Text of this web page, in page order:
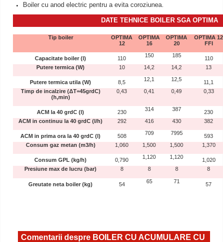
Boiler cu anod electric pentru a evita coroziunea.
DATE TEHNICE BOILER SGA OPTIMA
Tip boiler
OPTIMA
12
OPTIMA
16
OPTIMA
20
OPTIMA 12
FFI
Capacitate boiler (l) 110 150 185
110
Putere termica (W)
10 14,2 14,2 13
Putere termica utila (W) 8,5 12,1 12,5
11,1
Timp de incalzire (ΔT=45grdC)
(h,min)
0,43 0,41 0,49 0,33
ACM la 40 grdC (l) 230 314 387
230
ACM in continuu la 40 grdC (l/h)
292 416 430 382
ACM in prima ora la 40 grdC (l) 508 709 7995
593
Consum gaz metan (m3/h)
1,060 1,500 1,500 1,370
Consum GPL (kg/h) 0,790 1,120 1,120
1,020
Presiune max de lucru (bar)
8 8 8 8
Greutate neta boiler (kg) 54 65 71 57
Comentarii despre BOILER CU ACUMULARE CU